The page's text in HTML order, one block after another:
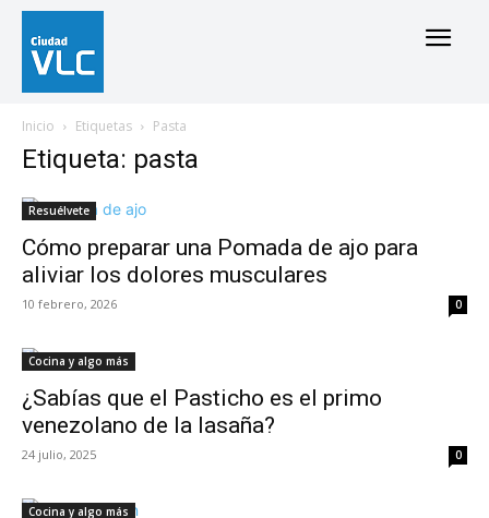
Inicio Etiquetas Pasta
Etiqueta: pasta
Resuélvete
Cómo preparar una Pomada de ajo para
aliviar los dolores musculares
10 febrero, 2026 0
Cocina y algo más
¿Sabías que el Pasticho es el primo
venezolano de la lasaña?
24 julio, 2025 0
Cocina y algo más